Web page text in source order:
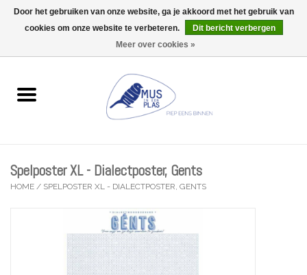
0 Artikelen - €0,00
Wenskaarten
Lifestyle
Spelposter XL - Dialectposter, Gents
HOME / SPELPOSTER XL - DIALECTPOSTER, GENTS
Door het gebruiken van onze website, ga je akkoord met het gebruik van
cookies om onze website te verbeteren.
Dit bericht verbergen
Meer over cookies »
Wij zijn uitzonderlijk gesloten op Do 13/08